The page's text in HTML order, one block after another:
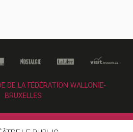
DE LA FÉDÉRATION WALLONIE-
BRUXELLES